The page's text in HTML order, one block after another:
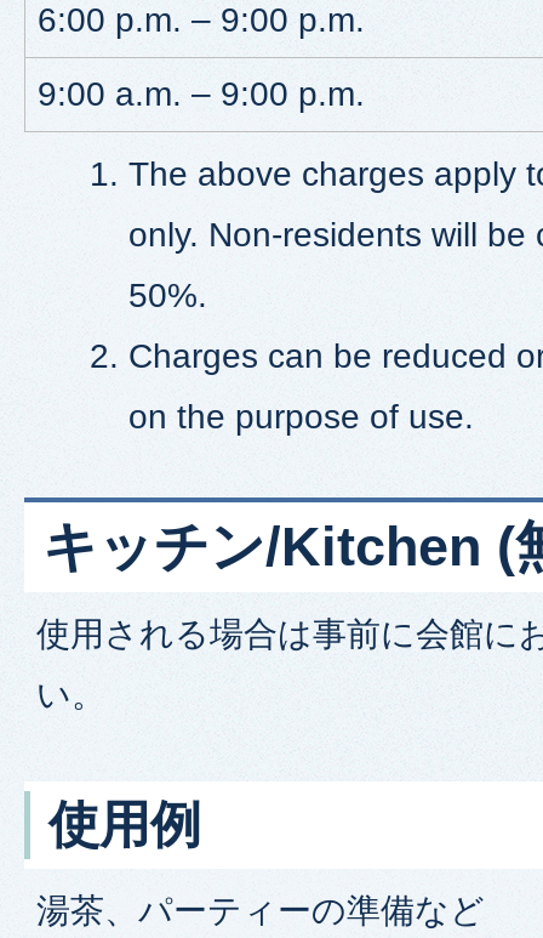
6:00 p.m. – 9:00 p.m.
9:00 a.m. – 9:00 p.m.
The above charges apply
only. Non-residents will be
50%.
Charges can be reduced
on the purpose of use.
キッチン/Kitchen (
使用される場合は事前に会館に
い。
使用例
湯茶、パーティーの準備など